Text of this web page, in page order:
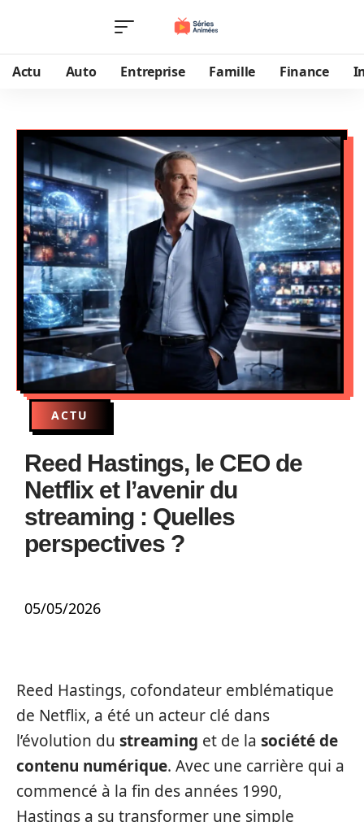
Actu Auto Entreprise Famille Finance
ACTU
Reed Hastings, le CEO de
Netflix et l’avenir du
streaming : Quelles
perspectives ?
05/05/2026
Reed Hastings, cofondateur emblématique
de Netflix, a été un acteur clé dans
l’évolution du streaming et de la société de
contenu numérique. Avec une carrière qui a
commencé à la fin des années 1990,
Hastings a su transformer une simple